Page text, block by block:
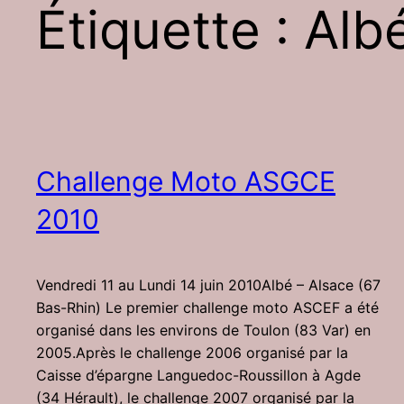
Étiquette :
Challenge Moto ASGCE
2010
Vendredi 11 au Lundi 14 juin 2010Albé – Alsace (67
Bas-Rhin) Le premier challenge moto ASCEF a été
organisé dans les environs de Toulon (83 Var) en
2005.Après le challenge 2006 organisé par la
Caisse d’épargne Languedoc-Roussillon à Agde
(34 Hérault), le challenge 2007 organisé par la